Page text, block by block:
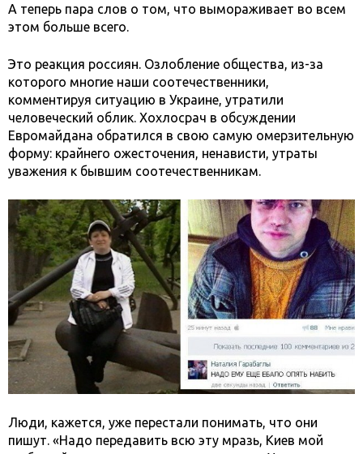
А теперь пара слов о том, что вымораживает во всем
этом больше всего.
Это реакция россиян. Озлобление общества, из-за
которого многие наши соотечественники,
комментируя ситуацию в Украине, утратили
человеческий облик. Хохлосрач в обсуждении
Евромайдана обратился в свою самую омерзительную
форму: крайнего ожесточения, ненависти, утраты
уважения к бывшим соотечественникам.
Люди, кажется, уже перестали понимать, что они
пишут. «Надо передавить всю эту мразь, Киев мой